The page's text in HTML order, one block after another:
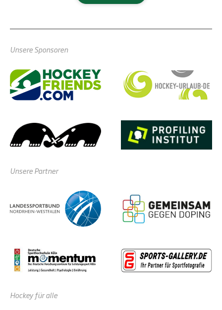
Unsere Sponsoren
Unsere Partner
Hockey für alle